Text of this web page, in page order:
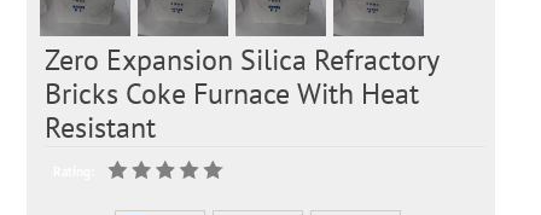
Zero Expansion Silica Refractory
Bricks Coke Furnace With Heat
Resistant